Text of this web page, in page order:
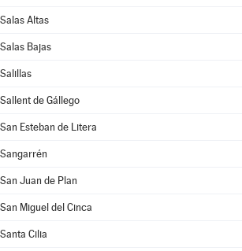
Salas Altas
Salas Bajas
Salillas
Sallent de Gállego
San Esteban de Litera
Sangarrén
San Juan de Plan
San Miguel del Cinca
Santa Cilia